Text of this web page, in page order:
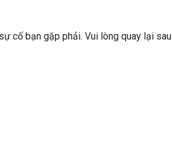
cố bạn gặp phải. Vui lòng quay lại sau